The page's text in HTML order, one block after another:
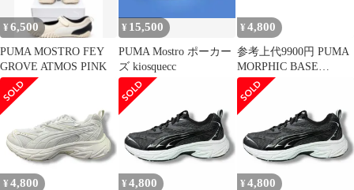
¥6,500
PUMA MOSTRO FEY
GROVE ATMOS PINK
¥ 15,500
PUMA Mostro ポーカー
ズ kiosquecc
¥ 4,800
参考上代9900円 PUMA
MORPHIC BASE
FEATHER モーフィッ
ク ベース スニーカー
プーマ 392982-02 ホワ
イト （4526M）
¥ 4,800 ¥ 4,800 ¥ 4,800